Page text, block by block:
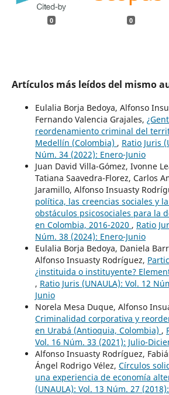
0 0
Artículos más leídos del mismo
Eulalia Borja Bedoya, Alfonso
Fernando Valencia Grajales,
reordenamiento criminal del
Medellín (Colombia) , Ratio Juris
Núm. 34 (2022): Enero-Junio
Juan David Villa-Gómez, Ivonne
Tatiana Saavedra-Florez, Carlos
Jaramillo, Alfonso Insuasty
política, las creencias sociales y
obstáculos psicosociales para la
en Colombia, 2016-2020 , Ratio
Núm. 38 (2024): Enero-Junio
Eulalia Borja Bedoya, Daniela
Alfonso Insuasty Rodríguez,
¿instituida o instituyente?
, Ratio Juris (UNAULA): Vol. 12
Junio
Norela Mesa Duque, Alfonso
Criminalidad corporativa y
en Urabá (Antioquia, Colombia) ,
Vol. 16 Núm. 33 (2021): Julio-
Alfonso Insuasty Rodríguez,
Ángel Rodrigo Vélez, Círculos
una experiencia de economía
(UNAULA): Vol. 13 Núm. 27